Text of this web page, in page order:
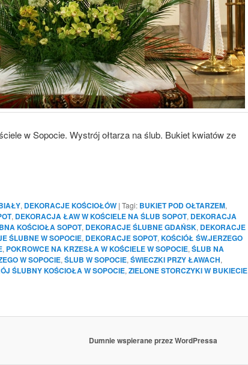
w Sopocie. Wystrój ołtarza na ślub. Bukiet kwiatów ze
, DEKORACJE KOŚCIOŁÓW | Tagi: BUKIET POD OŁTARZEM,
, DEKORACJA ŁAW W KOŚCIELE NA ŚLUB SOPOT, DEKORACJA
KOŚCIOŁA SOPOT, DEKORACJE ŚLUBNE GDAŃSK, DEKORACJE
ŚLUBNE W SOPOCIE, DEKORACJE SOPOT, KOŚCIÓŁ ŚW.JERZEGO
, POKROWCE NA KRZESŁA W KOŚCIELE W SOPOCIE, ŚLUB NA
W SOPOCIE, ŚLUB W SOPOCIE, ŚWIECZKI PRZY ŁAWACH,
ŚLUBNY KOŚCIOŁA W SOPOCIE, ZIELONE STORCZYKI W BUKIECIE
Dumnie wspierane przez WordPressa